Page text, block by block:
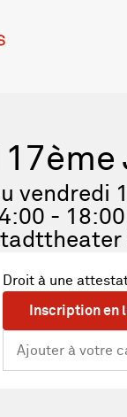
vendredi
- 18:00
Droit à une
Inscription en